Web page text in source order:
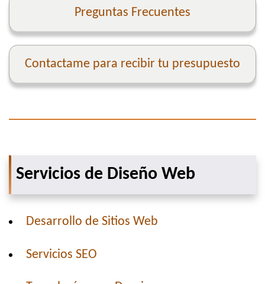
Preguntas Frecuentes
Contactame para recibir tu presupuesto
Servicios de Diseño Web
Desarrollo de Sitios Web
Servicios SEO